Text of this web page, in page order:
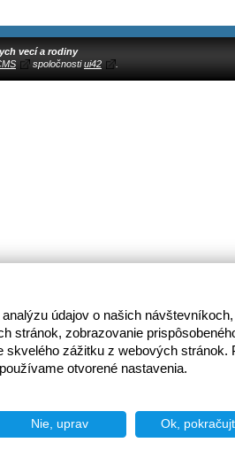
vecí a rodiny
spoločnostiui42
údajov o našich
stránok, zobrazovanie
skvelého zážitku z webových stránok.
otvorené nastavenia.
Nie, uprav Ok,